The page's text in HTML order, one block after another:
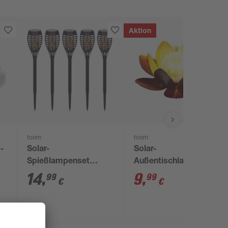
toom
Solar-
Spießlampenset
warmweiß IP 44 7,5 x
43 cm 5 Stück
14,99 €
Aktion
toom
Solar-
Außentischlampe
warmweiß IP 44 Ø 27
x 11,5 cm
9,99 €